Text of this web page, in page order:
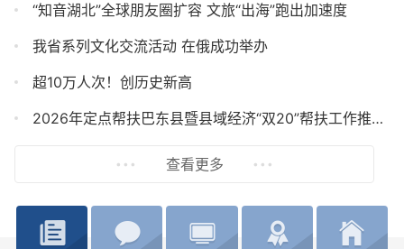
“知音湖北”全球朋友圈扩容 文旅“出海”跑出加速度
我省系列文化交流活动 在俄成功举办
超10万人次！创历史新高
2026年定点帮扶巴东县暨县域经济“双20”帮扶工作推进会召开
查看更多